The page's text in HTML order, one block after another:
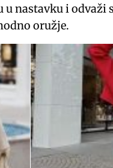
nastavku i odvaži
oružje.